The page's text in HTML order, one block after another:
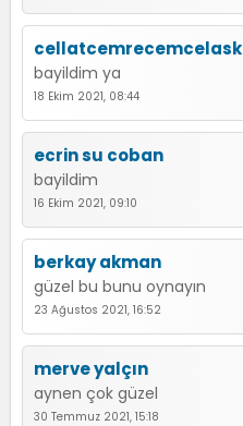
cellatcemrecemcelask
bayildim ya
18 Ekim 2021, 08:44
ecrin su coban
bayildim
16 Ekim 2021, 09:10
berkay akman
güzel bu bunu oynayın
23 Ağustos 2021, 16:52
merve yalçın
aynen çok güzel
30 Temmuz 2021, 15:18